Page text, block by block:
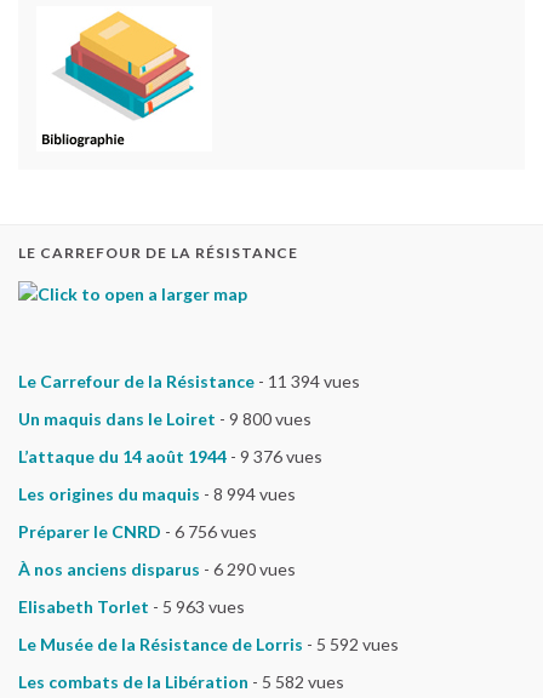
LE CARREFOUR DE LA RÉSISTANCE
Le Carrefour de la Résistance - 11 394 vues
Un maquis dans le Loiret - 9 800 vues
L’attaque du 14 août 1944 - 9 376 vues
Les origines du maquis - 8 994 vues
Préparer le CNRD - 6 756 vues
À nos anciens disparus - 6 290 vues
Elisabeth Torlet - 5 963 vues
Le Musée de la Résistance de Lorris - 5 592 vues
Les combats de la Libération - 5 582 vues